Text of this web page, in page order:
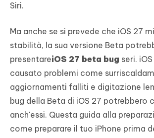
Siri.
Ma anche se si prevede che iOS 27
stabilità, la sua versione Beta
presentareiOS 27 beta bug seri.
causato problemi come
aggiornamenti falliti e digitazione
bug della Beta di iOS 27 potrebbero
anch'essi. Questa guida alla
come preparare il tuo iPhone prima